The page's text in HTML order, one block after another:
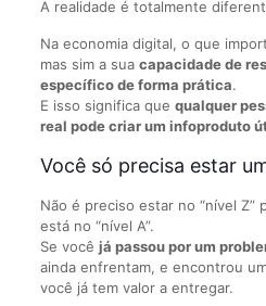
A realidade é totalmente
Na economia digital, o que
mas sim a sua capacidade de
específico de forma prática.
E isso significa que qualquer
real pode criar um infoproduto
Você só precisa estar
Não é preciso estar no “nível Z”
está no “nível A”.
Se você já passou por um
ainda enfrentam, e encontrou
você já tem valor a entregar.